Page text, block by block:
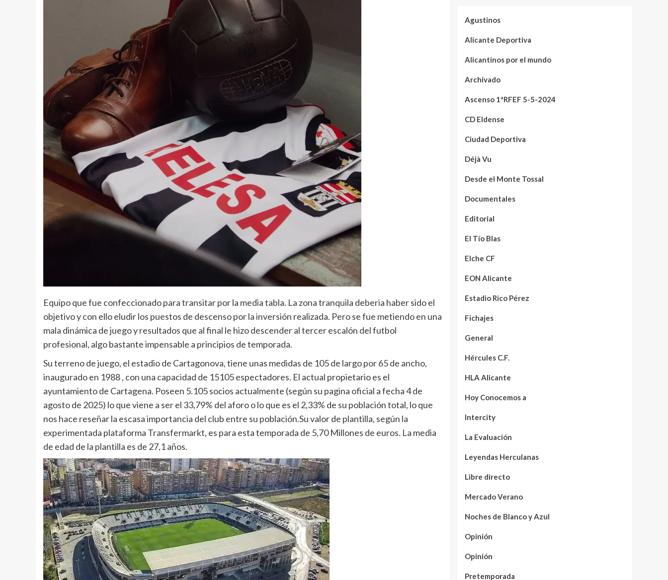
Equipo que fue confeccionado para transitar por la media tabla. La zona tranquila deberia haber sido el
objetivo y con ello eludir los puestos de descenso por la inversión realizada. Pero se fue metiendo en una
mala dinámica de juego y resultados que al final le hizo descender al tercer escalón del futbol
profesional, algo bastante impensable a principios de temporada.
Su terreno de juego, el estadio de Cartagonova, tiene unas medidas de 105 de largo por 65 de ancho,
inaugurado en 1988 , con una capacidad de 15105 espectadores. El actual propietario es el
ayuntamiento de Cartagena. Poseen 5.105 socios actualmente (según su pagina oficial a fecha 4 de
agosto de 2025) lo que viene a ser el 33,79% del aforo o lo que es el 2,33% de su población total, lo que
nos hace reseñar la escasa importancia del club entre su población.Su valor de plantilla, según la
experimentada plataforma Transfermarkt, es para esta temporada de 5,70 Millones de euros. La media
de edad de la plantilla es de 27,1 años.
Agustinos
Alicante Deportiva
Alicantinos por el mundo
Archivado
Ascenso 1ªRFEF 5-5-2024
CD Eldense
Ciudad Deportiva
Déjà Vu
Desde el Monte Tossal
Documentales
Editorial
El Tío Blas
Elche CF
EON Alicante
Estadio Rico Pérez
Fichajes
General
Hércules C.F.
HLA Alicante
Hoy Conocemos a
Intercity
La Evaluación
Leyendas Herculanas
Libre directo
Mercado Verano
Noches de Blanco y Azul
Opinión
Opinión
Pretemporada